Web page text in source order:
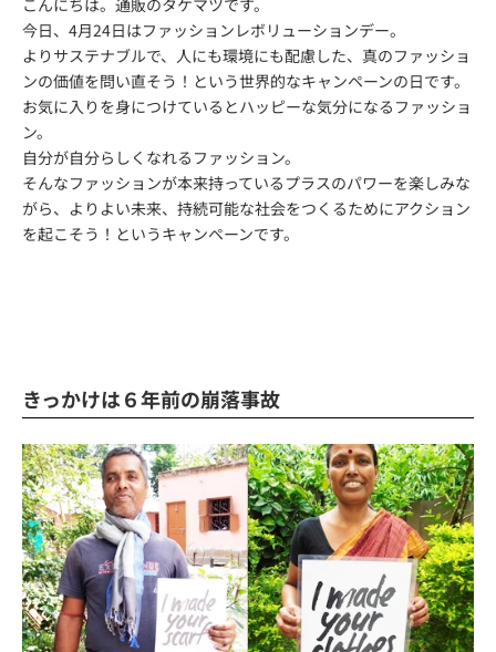
こんにちは。通販のタケマツです。
今日、4月24日はファッションレボリューションデー。
よりサステナブルで、人にも環境にも配慮した、真のファッショ
ンの価値を問い直そう！という世界的なキャンペーンの日です。
お気に入りを身につけているとハッピーな気分になるファッショ
ン。
自分が自分らしくなれるファッション。
そんなファッションが本来持っているプラスのパワーを楽しみな
がら、よりよい未来、持続可能な社会をつくるためにアクション
を起こそう！というキャンペーンです。
きっかけは６年前の崩落事故